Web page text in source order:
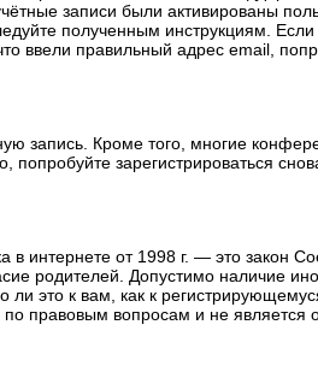
записи были активированы
полученным инструкциям.
правильный адрес email,
запись. Кроме того, многие
зарегистрироваться снова
интернете от 1998 г. — это закон
родителей. Допустимо наличие
это к вам, как к
правовым вопросам и не